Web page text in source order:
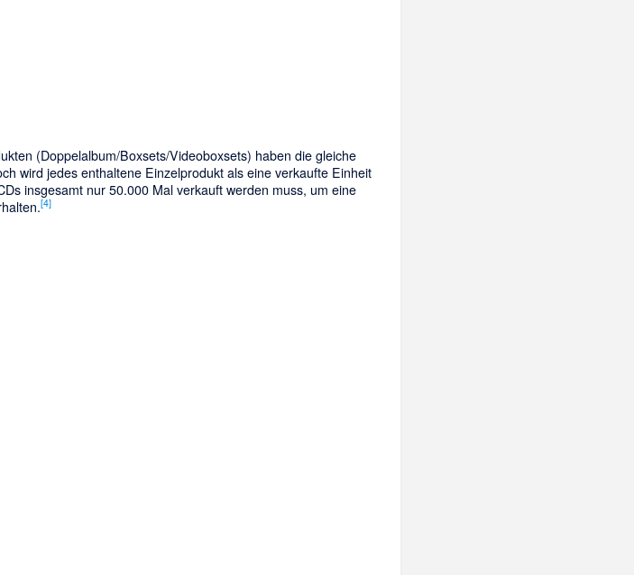
(Doppelalbum/Boxsets/Videoboxsets) haben die gleiche
wird jedes enthaltene Einzelprodukt als eine verkaufte Einheit
insgesamt nur 50.000 Mal verkauft werden muss, um eine
[4]